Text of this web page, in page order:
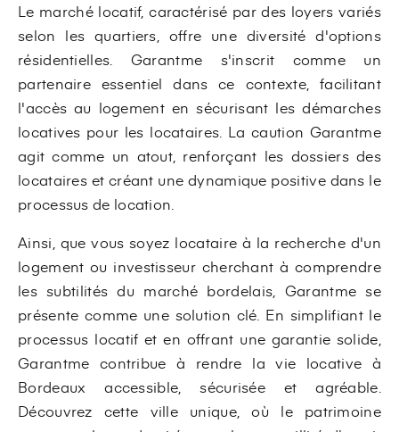
Le marché locatif, caractérisé par des loyers variés
selon les quartiers, offre une diversité d'options
résidentielles. Garantme s'inscrit comme un
partenaire essentiel dans ce contexte, facilitant
l'accès au logement en sécurisant les démarches
locatives pour les locataires. La caution Garantme
agit comme un atout, renforçant les dossiers des
locataires et créant une dynamique positive dans le
processus de location.
Ainsi, que vous soyez locataire à la recherche d'un
logement ou investisseur cherchant à comprendre
les subtilités du marché bordelais, Garantme se
présente comme une solution clé. En simplifiant le
processus locatif et en offrant une garantie solide,
Garantme contribue à rendre la vie locative à
Bordeaux accessible, sécurisée et agréable.
Découvrez cette ville unique, où le patrimoine